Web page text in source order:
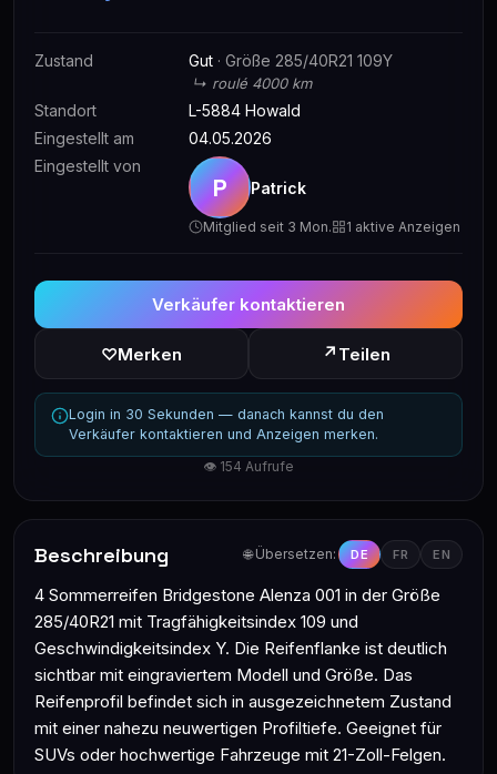
Zustand Gut · Größe 285/40R21 109Y
↳ roulé 4000 km
Standort
L-5884 Howald
Eingestellt am
04.05.2026
Eingestellt von
P Patrick
Mitglied seit 3 Mon. 1 aktive Anzeigen
Verkäufer kontaktieren
♡Merken ↗ Teilen
Login in 30 Sekunden — danach kannst du den
Verkäufer kontaktieren und Anzeigen merken.
👁 154 Aufrufe
Beschreibung 🌐 Übersetzen: DE FR EN
4 Sommerreifen Bridgestone Alenza 001 in der Größe
285/40R21 mit Tragfähigkeitsindex 109 und
Geschwindigkeitsindex Y. Die Reifenflanke ist deutlich
sichtbar mit eingraviertem Modell und Größe. Das
Reifenprofil befindet sich in ausgezeichnetem Zustand
mit einer nahezu neuwertigen Profiltiefe. Geeignet für
SUVs oder hochwertige Fahrzeuge mit 21-Zoll-Felgen.